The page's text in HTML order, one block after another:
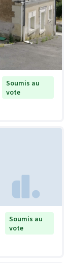
Soumis au
vote
Soumis au
vote